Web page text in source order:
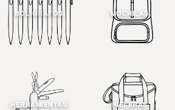
BOLIGRAFOS MOCHILAS
HERRAMIENTAS HIELERAS